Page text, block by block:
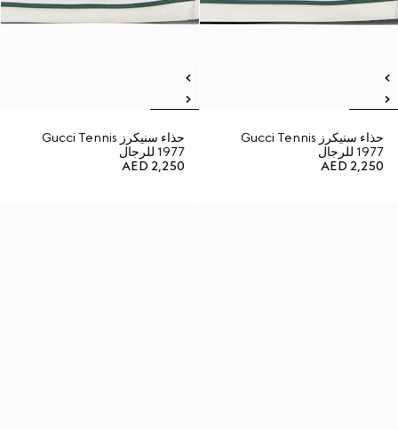
حذاء سنيكرز Gucci Tennis
1977 للرجال
AED 2,250
حذاء سنيكرز Gucci Tennis
1977 للرجال
AED 2,250